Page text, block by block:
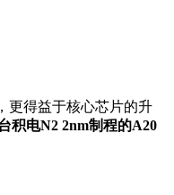
更得益于核心芯片的升
积电N2 2nm制程的A20